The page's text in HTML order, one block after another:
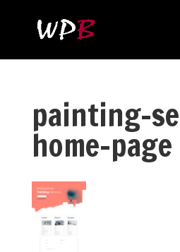
painting-
home-page